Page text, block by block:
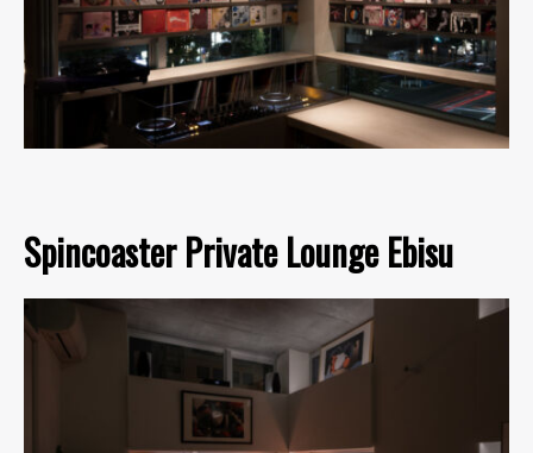
Spincoaster Private Lounge Ebisu